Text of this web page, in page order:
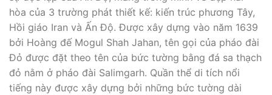
hòa của 3 trường phát thiết kế: kiến trúc phương Tây,
Hồi giáo Iran và Ấn Độ. Được xây dựng vào năm 1639
bởi Hoàng đế Mogul Shah Jahan, tên gọi của pháo đài
Đỏ được đặt theo tên của bức tường bằng đá sa thạch
đỏ nằm ở pháo đài Salimgarh. Quần thể di tích nổi
tiếng này được xây dựng bởi những bức tường dài